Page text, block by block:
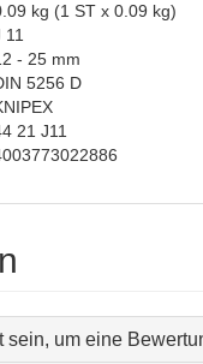
kg (1 ST x 0.09 kg)
11
- 25 mm
5256 D
21 J11
sein, um eine